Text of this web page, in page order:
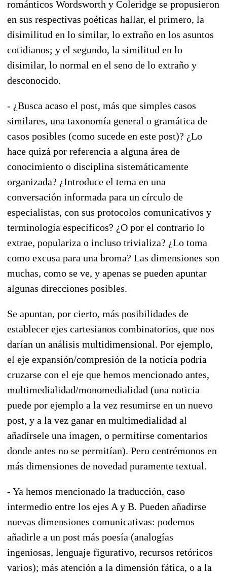
románticos Wordsworth y Coleridge se propusieron
en sus respectivas poéticas hallar, el primero, la
disimilitud en lo similar, lo extraño en los asuntos
cotidianos; y el segundo, la similitud en lo
disimilar, lo normal en el seno de lo extraño y
desconocido.
- ¿Busca acaso el post, más que simples casos
similares, una taxonomía general o gramática de
casos posibles (como sucede en este post)? ¿Lo
hace quizá por referencia a alguna área de
conocimiento o disciplina sistemáticamente
organizada? ¿Introduce el tema en una
conversación informada para un círculo de
especialistas, con sus protocolos comunicativos y
terminología específicos? ¿O por el contrario lo
extrae, populariza o incluso trivializa? ¿Lo toma
como excusa para una broma? Las dimensiones son
muchas, como se ve, y apenas se pueden apuntar
algunas direcciones posibles.
Se apuntan, por cierto, más posibilidades de
establecer ejes cartesianos combinatorios, que nos
darían un análisis multidimensional. Por ejemplo,
el eje expansión/compresión de la noticia podría
cruzarse con el eje que hemos mencionado antes,
multimedialidad/monomedialidad (una noticia
puede por ejemplo a la vez resumirse en un nuevo
post, y a la vez ganar en multimedialidad al
añadírsele una imagen, o permitirse comentarios
donde antes no se permitían). Pero centrémonos en
más dimensiones de novedad puramente textual.
- Ya hemos mencionado la traducción, caso
intermedio entre los ejes A y B. Pueden añadirse
nuevas dimensiones comunicativas: podemos
añadirle a un post más poesía (analogías
ingeniosas, lenguaje figurativo, recursos retóricos
varios); más atención a la dimensión fática, o a la